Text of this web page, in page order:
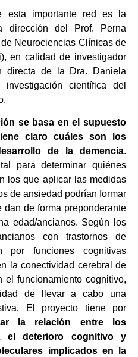
esta importante red es la
dirección del Prof. Perna
Neurociencias Clínicas de
en calidad de investigador
directa de la Dra. Daniela
científica del
se basa en el supuesto
claro cuáles son los
de la demencia.
para determinar quiénes
los que aplicar las medidas
de ansiedad podrían formar
dan de forma preponderante
edad/ancianos. Según los
con trastornos de
por funciones cognitivas
la conectividad cerebral de
funcionamiento cognitivo,
de llevar a cabo una
El proyecto tiene por
la relación entre los
el deterioro cognitivo y
implicados en la